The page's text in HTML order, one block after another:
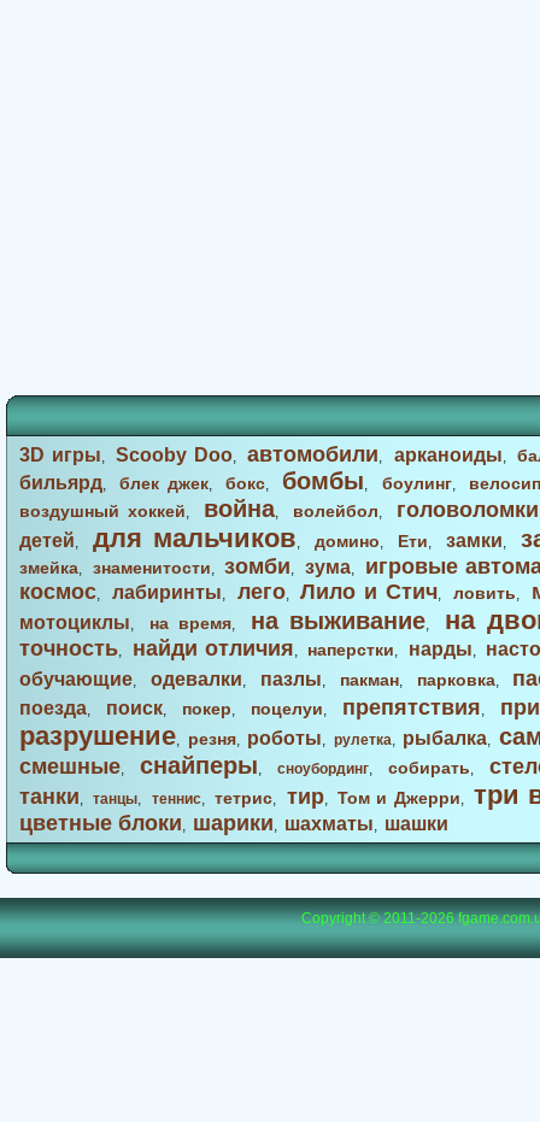
3D игры,Scooby Doo,автомобили, арканоиды,
бильярд,блек джек,бокс, бомбы, боулинг,
воздушный хоккей, война, волейбол, головоломки
детей, для мальчиков, домино, Ети, замки,
змейка, знаменитости,зомби, зума,
игровые
космос, лабиринты, лего,Лило и Стич,ловить,
мотоциклы, на время, на выживание, на
точность, найди отличия, наперстки, нарды,
обучающие, одевалки, пазлы, пакман, парковка,
поезда, поиск, покер, поцелуи, препятствия,
разрушение, резня, роботы, рулетка, рыбалка,
смешные, снайперы, сноубординг, собирать,
танки,танцы, теннис,тетрис, тир,Том и Джерри, три
цветные блоки, шарики, шахматы, шашки
Copyright © 2011-2026